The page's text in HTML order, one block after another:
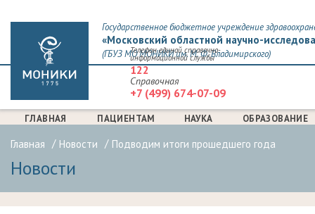
Государственное бюджетное учреждение
«Московский областной научно-
(ГБУЗ МО МОНИКИ им. М. Ф. Владимирского)
Телефон единой справочно-
информационной службы
122
Справочная
+7 (499) 674-07-09
ГЛАВНАЯ ПАЦИЕНТАМ НАУКА ОБРАЗОВАНИЕ
Главная Новости Подводим итоги прошедшего года
Новости